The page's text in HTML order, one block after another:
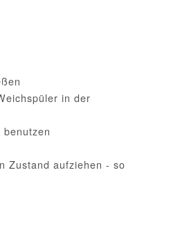
in der
Zustand aufziehen - so